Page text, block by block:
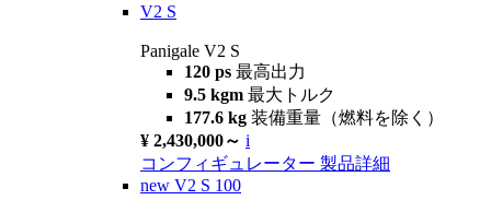
V2 S
Panigale V2 S
120 ps 最高出力
9.5 kgm 最大トルク
177.6 kg 装備重量（燃料を除く）
¥ 2,430,000～ i
コンフィギュレーター 製品詳細
new V2 S 100